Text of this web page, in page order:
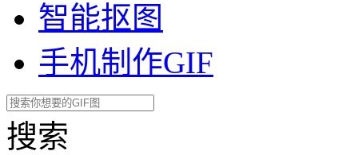
智能抠图
手机制作GIF
搜索